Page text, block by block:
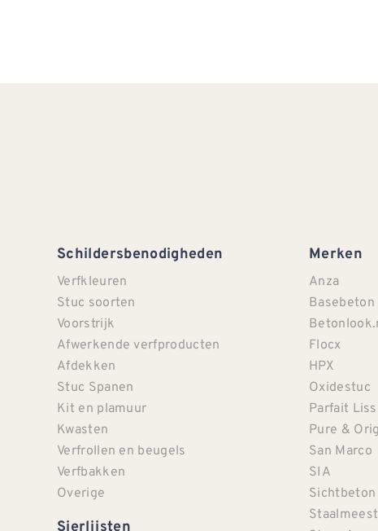
Schildersbenodigheden
Verfkleuren
Stuc soorten
Voorstrijk
Afwerkende verfproducten
Afdekken
Stuc Spanen
Kit en plamuur
Kwasten
Verfrollen en beugels
Verfbakken
Overige
Merken
Anza
Basebeton
Flocx
HPX
Oxidestuc
Parfait Liss
Pure &
San Marco
SIA
Sichtbeton